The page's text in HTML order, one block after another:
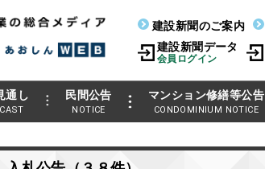
建設新聞のご案内
建設新聞データ
会員ログイン
通し 民間公告
NOTICE
マンション修繕等公告
CONDOMINIUM NOTICE